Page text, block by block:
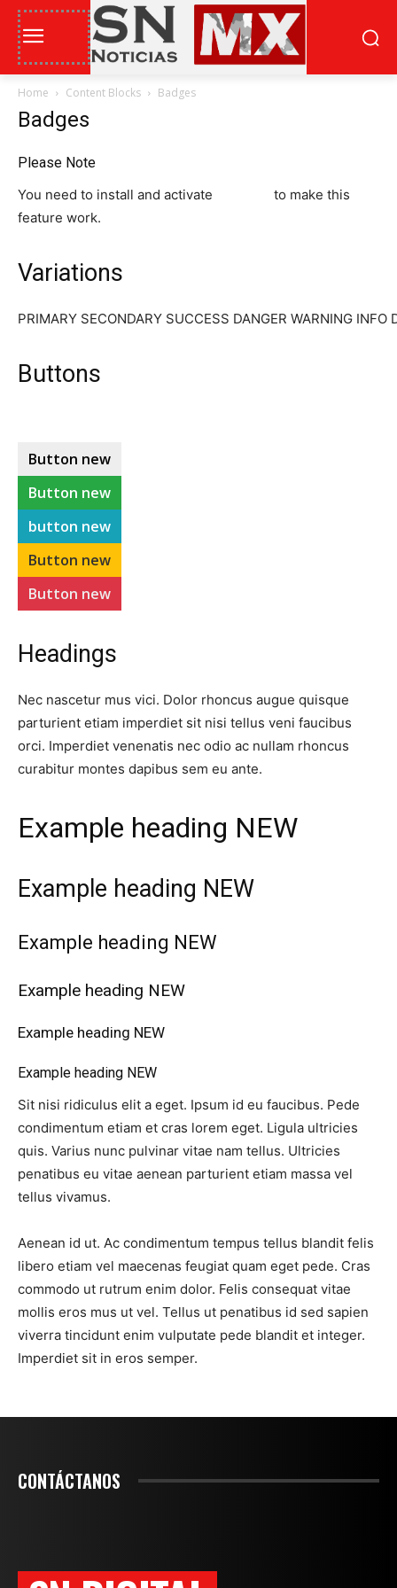
Home Content Blocks Badges
Badges
Please Note
You need to install and activate
to make this
feature work.
Variations
PRIMARY SECONDARY SUCCESS DANGER WARNING INFO
Buttons
Button new
Button new
button new
Button new
Button new
Headings
Nec nascetur mus vici. Dolor rhoncus augue quisque
parturient etiam imperdiet sit nisi tellus veni faucibus
orci. Imperdiet venenatis nec odio ac nullam rhoncus
curabitur montes dapibus sem eu ante.
Example heading NEW
Example heading NEW
Example heading NEW
Example heading NEW
Example heading NEW
Example heading NEW
Sit nisi ridiculus elit a eget. Ipsum id eu faucibus. Pede
condimentum etiam et cras lorem eget. Ligula ultricies
quis. Varius nunc pulvinar vitae nam tellus. Ultricies
penatibus eu vitae aenean parturient etiam massa vel
tellus vivamus.
Aenean id ut. Ac condimentum tempus tellus blandit felis
libero etiam vel maecenas feugiat quam eget pede. Cras
commodo ut rutrum enim dolor. Felis consequat vitae
mollis eros mus ut vel. Tellus ut penatibus id sed sapien
viverra tincidunt enim vulputate pede blandit et integer.
Imperdiet sit in eros semper.
CONTÁCTANOS